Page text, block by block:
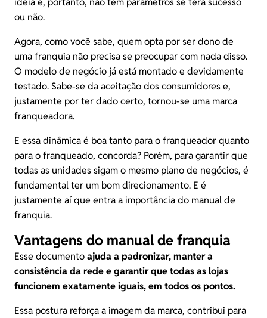
ou não.
Agora, como você sabe, quem opta por ser dono de
uma franquia não precisa se preocupar com nada disso.
O modelo de negócio já está montado e devidamente
testado. Sabe-se da aceitação dos consumidores e,
justamente por ter dado certo, tornou-se uma marca
franqueadora.
E essa dinâmica é boa tanto para o franqueador quanto
para o franqueado, concorda? Porém, para garantir que
todas as unidades sigam o mesmo plano de negócios, é
fundamental ter um bom direcionamento. E é
justamente aí que entra a importância do manual de
franquia.
Vantagens do manual de franquia
Esse documentoajuda a padronizar, manter a
consistência da rede e garantir que todas as lojas
funcionem exatamente iguais, em todos os pontos.
Essa postura reforça a imagem da marca, contribui para